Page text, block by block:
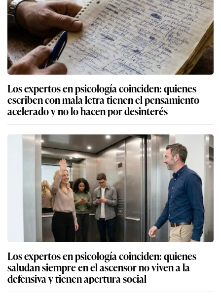
Los expertos en psicología coinciden: quienes
escriben con mala letra tienen el pensamiento
acelerado y no lo hacen por desinterés
Los expertos en psicología coinciden: quienes
saludan siempre en el ascensor no viven a la
defensiva y tienen apertura social